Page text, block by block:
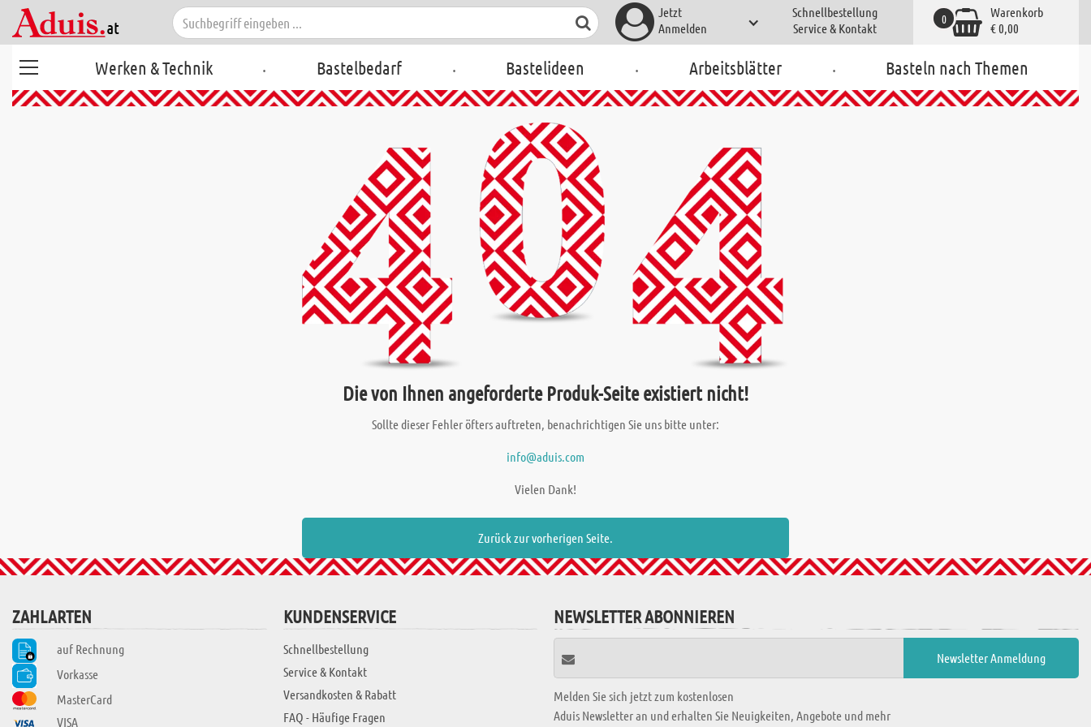
Jetzt
Anmelden
Schnellbestellung
Service & Kontakt
Warenkorb
€ 0,00
0
Werken & Technik . Bastelbedarf . Bastelideen . Arbeitsblätter . Basteln nach Themen
Die von Ihnen angeforderte Produk-Seite existiert nicht!
Sollte dieser Fehler öfters auftreten, benachrichtigen Sie uns bitte unter:
info@aduis.com
Vielen Dank!
Zurück zur vorherigen Seite.
ZAHLARTEN
auf Rechnung
Vorkasse
MasterCard
VISA
KUNDENSERVICE
Schnellbestellung
Service & Kontakt
Versandkosten & Rabatt
FAQ - Häufige Fragen
NEWSLETTER ABONNIEREN
Melden Sie sich jetzt zum kostenlosen
Aduis Newsletter an und erhalten Sie Neuigkeiten, Angebote und mehr